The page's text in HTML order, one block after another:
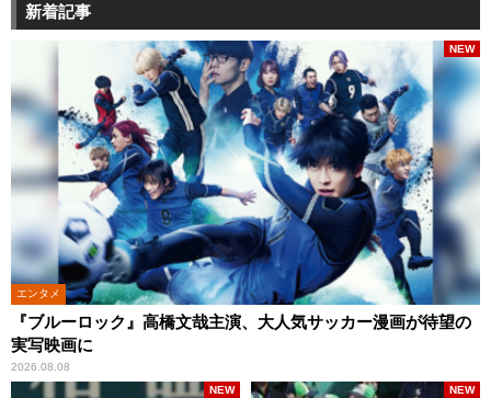
新着記事
エンタメ
『ブルーロック』高橋文哉主演、大人気サッカー漫画が待望の
実写映画に
2026.08.08
NEW
NEW NEW